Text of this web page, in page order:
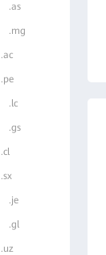
.as
.mg
.ac
.pe
.lc
.gs
.cl
.sx
.je
.gl
.uz